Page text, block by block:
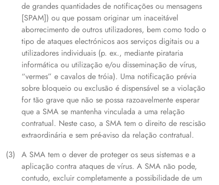
de grandes quantidades de notificações ou mensagens
[SPAM]) ou que possam originar um inaceitável
aborrecimento de outros utilizadores, bem como todo o
tipo de ataques electrónicos aos serviços digitais ou a
utilizadores individuais (p. ex., mediante pirataria
informática ou utilização e/ou disseminação de vírus,
“vermes” e cavalos de tróia). Uma notificação prévia
sobre bloqueio ou exclusão é dispensável se a violação
for tão grave que não se possa razoavelmente esperar
que a SMA se mantenha vinculada a uma relação
contratual. Neste caso, a SMA tem o direito de rescisão
extraordinária e sem pré-aviso da relação contratual.
A SMA tem o dever de proteger os seus sistemas e a
aplicação contra ataques de vírus. A SMA não pode,
contudo, excluir completamente a possibilidade de um